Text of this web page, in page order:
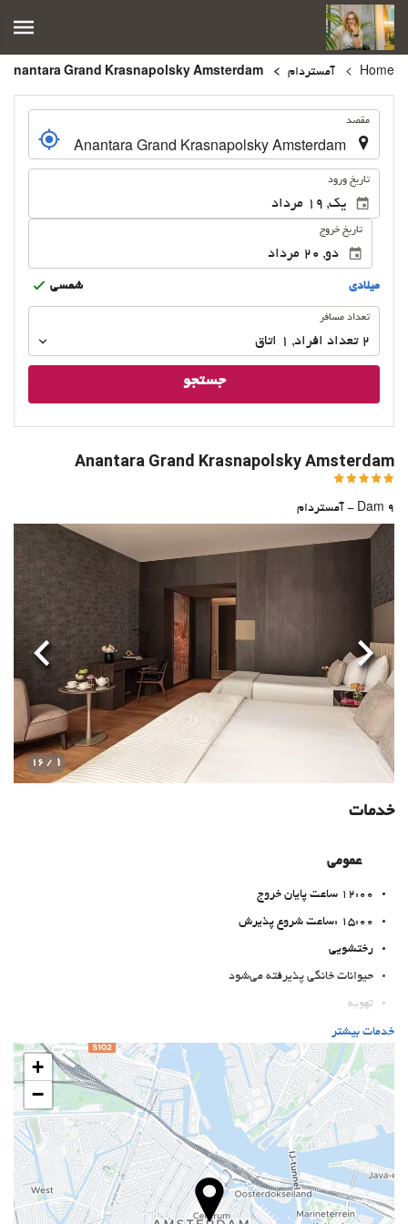
Home آمستردام
مقصد
تاریخ ورود
تاریخ خروج
ميلادى شمسى
تعداد
تعداد مسافر
2 تعداد افراد ,
1 اتاق
جستجو
Anantara Grand Krasnapolsky Amsterdam
Dam 9 - آمستردام
1
/ 16
قبلی بعدی
خدمات
عمومی
12:00 ساعت پایان خروج
15:00 :ساعت شروع پذیرش
رختشویی
حیوانات خانگی پذیرفته می‌شود
تهویه
سیستم گرمایشی
آسانسور
دسترسی افراد با محدودیت‌های حرکتی
اتاق‌های غیرسیگاری‌ها
All Spaces Non-Smoking (public and private)
Allergy-free roo
اتاقهای ضد صدا
خدمات بیشتر
+
−